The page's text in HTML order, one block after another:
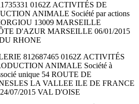
0162Z ACTIVITÉS DE
ANIMALE Société par actions
13009 MARSEILLE
D'AZUR MARSEILLE 06/01/2015
RHONE
812687465 0162Z ACTIVITÉS
ANIMALE Société à
unique 54 ROUTE DE
LA VALLEE ILE DE FRANCE
07/2015 VAL D'OISE